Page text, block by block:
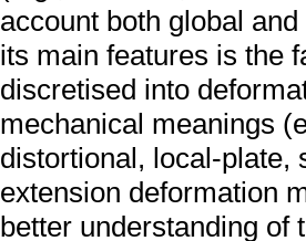
account both global
its main features is the
discretised into
mechanical meanings
distortional, local-plate,
extension deformation
better understanding of